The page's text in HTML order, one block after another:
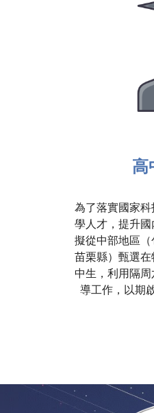
高
為了落實國家
學人才，提升
擬從中部地區
苗栗縣）甄選
中生，利用隔
導工作，以期